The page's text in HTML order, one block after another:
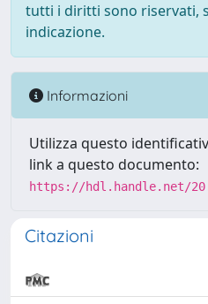
tutti i diritti sono riservati,
indicazione.
Informazioni
Utilizza questo
link a questo documento:
https://hdl.handle.net/
Citazioni